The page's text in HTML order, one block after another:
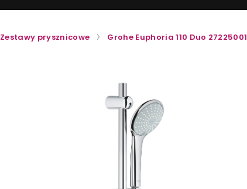
Zestawy prysznicowe Grohe Euphoria 110 Duo 27225001